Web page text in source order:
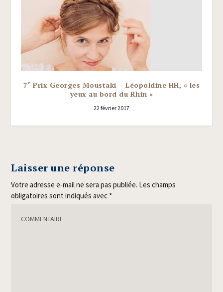
7e Prix Georges Moustaki – Léopoldine HH, « les
yeux au bord du Rhin »
22 février 2017
Laisser une réponse
Votre adresse e-mail ne sera pas publiée. Les champs
obligatoires sont indiqués avec *